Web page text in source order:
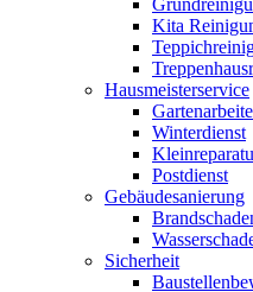
Kita
Hausmeisterservice
Winterdienst
Postdienst
Gebäudesanierung
Sicherheit